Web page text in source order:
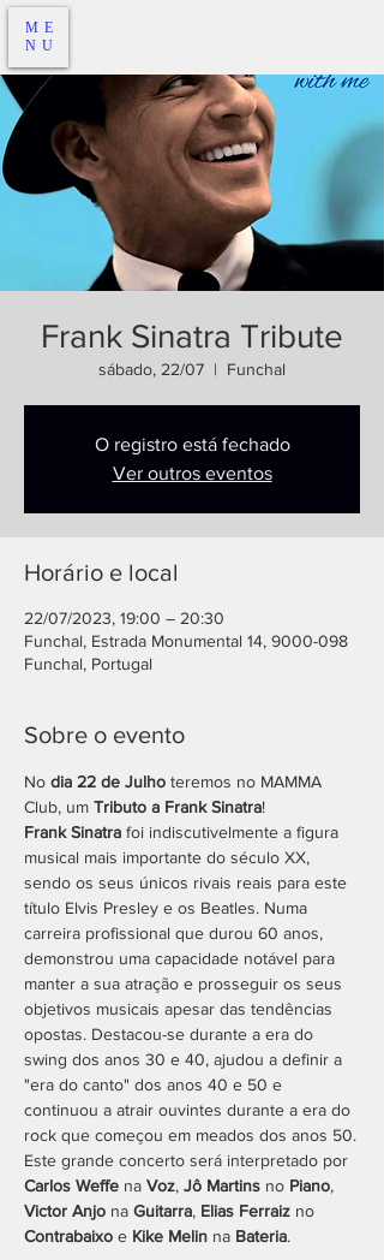
ME
NU
Frank Sinatra Tribute
sábado, 22/07
  |
Funchal
O registro está fechado
Ver outros eventos
Horário e local
22/07/2023, 19:00 – 20:30
Funchal, Estrada Monumental 14, 9000-098
Funchal, Portugal
Sobre o evento
No dia 22 de Julho teremos no MAMMA
Club, um Tributo a Frank Sinatra!
Frank Sinatra foi indiscutivelmente a figura
musical mais importante do século XX,
sendo os seus únicos rivais reais para este
título Elvis Presley e os Beatles. Numa
carreira profissional que durou 60 anos,
demonstrou uma capacidade notável para
manter a sua atração e prosseguir os seus
objetivos musicais apesar das tendências
opostas. Destacou-se durante a era do
swing dos anos 30 e 40, ajudou a definir a
"era do canto" dos anos 40 e 50 e
continuou a atrair ouvintes durante a era do
rock que começou em meados dos anos 50.
Este grande concerto será interpretado por
Carlos Weffe na Voz, Jô Martins no Piano,
Victor Anjo na Guitarra, Elias Ferraiz no
Contrabaixo e Kike Melin na Bateria.